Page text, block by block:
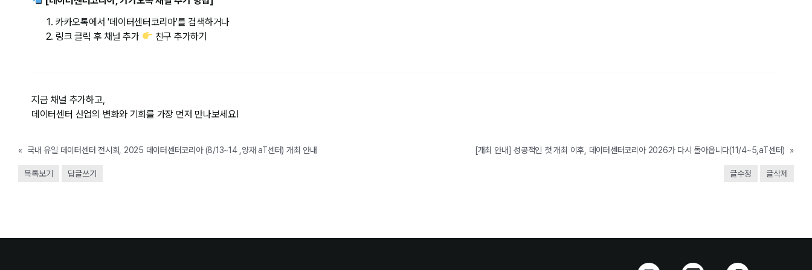
카카오톡에서 '데이터센터코리아'를 검색하거나
링크 클릭 후 채널 추가
친구 추가하기
지금 채널 추가하고,
데이터센터 산업의 변화와 기회를 가장 먼저 만나보세요!
« 국내 유일 데이터센터 전시회, 2025 데이터센터코리아 (8/13~14 ,양재 aT센터) 개최 안내 [개최 안내] 성공적인 첫 개최 이후, 데이터센터코리아 2026가 다시 돌아옵니다(11/4~5,aT센터) »
목록보기 답글쓰기 글수정 글삭제